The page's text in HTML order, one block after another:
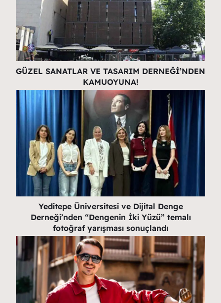
GÜZEL SANATLAR VE TASARIM DERNEĞİ’NDEN
KAMUOYUNA!
Yeditepe Üniversitesi ve Dijital Denge
Derneği’nden “Dengenin İki Yüzü” temalı
fotoğraf yarışması sonuçlandı